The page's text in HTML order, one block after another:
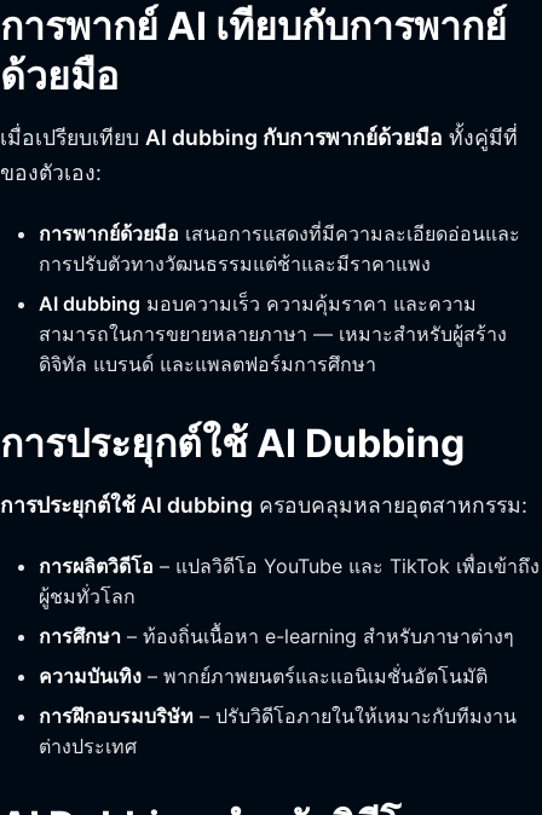
การพากย์ AI เทียบกับการพากย์
ด้วยมือ
เมื่อเปรียบเทียบ AI dubbing กับการพากย์ด้วยมือ ทั้งคู่มีที่
ของตัวเอง:
การพากย์ด้วยมือ เสนอการแสดงที่มีความละเอียดอ่อนและ
การปรับตัวทางวัฒนธรรมแต่ช้าและมีราคาแพง
AI dubbing มอบความเร็ว ความคุ้มราคา และความ
สามารถในการขยายหลายภาษา — เหมาะสำหรับผู้สร้าง
ดิจิทัล แบรนด์ และแพลตฟอร์มการศึกษา
การประยุกต์ใช้ AI Dubbing
การประยุกต์ใช้ AI dubbing ครอบคลุมหลายอุตสาหกรรม:
การผลิตวิดีโอ – แปลวิดีโอ YouTube และ TikTok เพื่อเข้าถึง
ผู้ชมทั่วโลก
การศึกษา – ท้องถิ่นเนื้อหา e-learning สำหรับภาษาต่างๆ
ความบันเทิง – พากย์ภาพยนตร์และแอนิเมชั่นอัตโนมัติ
การฝึกอบรมบริษัท – ปรับวิดีโอภายในให้เหมาะกับทีมงาน
ต่างประเทศ